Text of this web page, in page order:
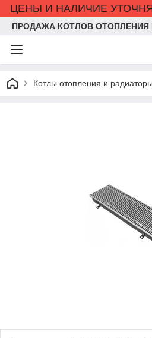
ЦЕНЫ И НАЛИЧИЕ
ПРОДАЖА КОТЛОВ ОТОПЛЕНИЯ
Котлы отопления и радиаторы